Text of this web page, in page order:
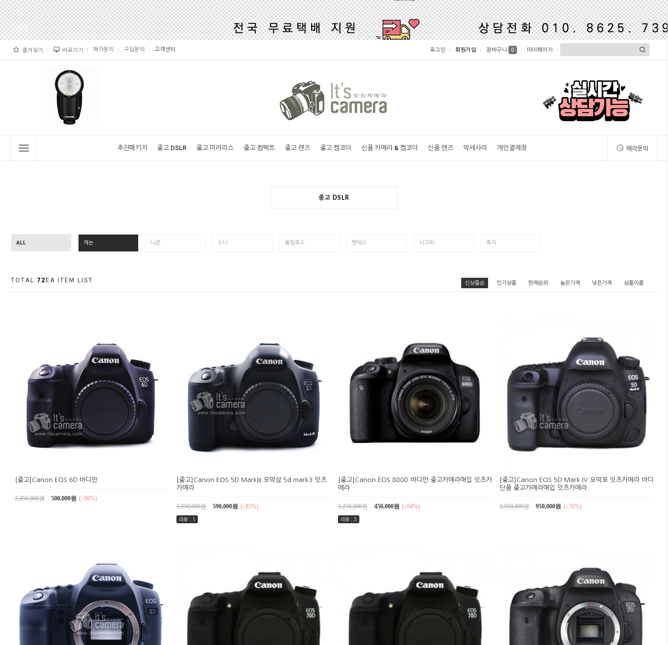
즐겨찾기 바로가기 매각문의 구입문의 고객센터 로그인 회원가입 장바구니 0 마이페이지
추천패키지 중고 DSLR 중고 미러리스 중고 컴팩트 중고 렌즈 중고 캠코더 신품 카메라 & 캠코더 신품 렌즈 악세사리 개인결제창 매각문의
중고 DSLR
ALL 캐논 니콘 소니 올림푸스 펜탁스 시그마 후지
TOTAL 72 EA ITEM LIST 신상품순 인기상품 판매순위 높은가격 낮은가격 상품이름
[중고]Canon EOS 6D 바디만
2,450,000원 500,000원 (↓80%)
[중고]Canon EOS 5D MarkIII 오막삼 5d mark3 잇츠
카메라
3,950,000원 590,000원 (↓85%)
리뷰 : 1
[중고]Canon EOS 800D 바디만 중고카메라매입 잇츠카
메라
1,250,000원 450,000원 (↓64%)
리뷰 : 3
[중고]Canon EOS 5D Mark IV 오막포 잇츠카메라 바디
단품 중고카메라매입 잇츠카메라
3,950,000원 950,000원 (↓76%)